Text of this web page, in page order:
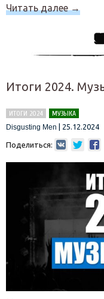
Читать далее→
Итоги 2024.
ИТОГИ 2024
МУЗЫКА
Disgusting Men
25.12.2024
Поделиться: